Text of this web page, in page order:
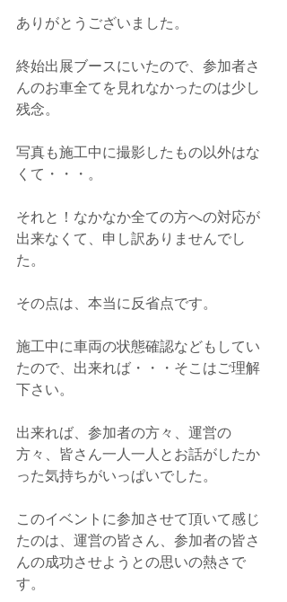
ありがとうございました。
終始出展ブースにいたので、参加者さ
んのお車全てを見れなかったのは少し
残念。
写真も施工中に撮影したもの以外はな
くて・・・。
それと！なかなか全ての方への対応が
出来なくて、申し訳ありませんでし
た。
その点は、本当に反省点です。
施工中に車両の状態確認などもしてい
たので、出来れば・・・そこはご理解
下さい。
出来れば、参加者の方々、運営の
方々、皆さん一人一人とお話がしたか
った気持ちがいっぱいでした。
このイベントに参加させて頂いて感じ
たのは、運営の皆さん、参加者の皆さ
んの成功させようとの思いの熱さで
す。